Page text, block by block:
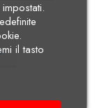
il tasto